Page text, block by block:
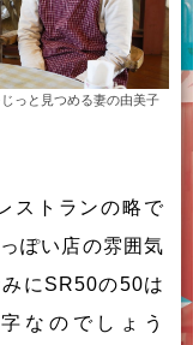
っと見つめる妻の由美子
ス ト ラ ンの略 で
っぽい 店の雰囲気
み に SR50の50は
な の で し ょ
う